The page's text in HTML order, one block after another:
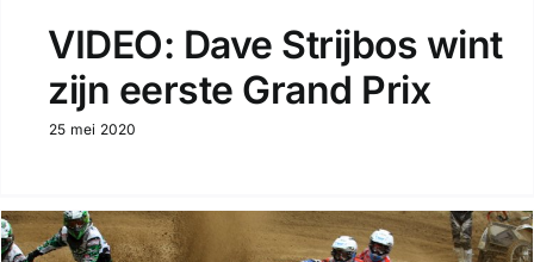
VIDEO: Dave Strijbos wint
zijn eerste Grand Prix
25 mei 2020